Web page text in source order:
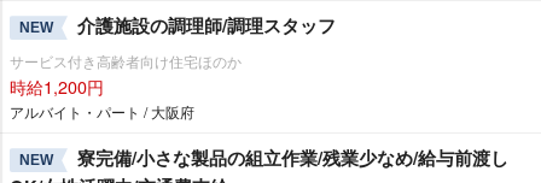
NEW 介護施設の調理師/調理スタッフ
サービス付き高齢者向け住宅ほのか
時給1,200円
アルバイト・パート / 大阪府
NEW
寮完備/小さな製品の組立作業/残業少なめ/給与前渡し